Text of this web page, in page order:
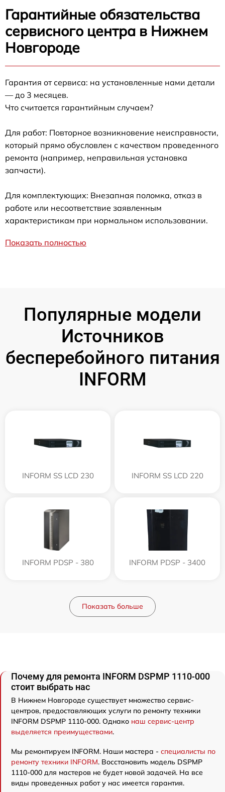
Гарантийные обязательства
сервисного центра в Нижнем
Новгороде
Гарантия от сервиса: на установленные нами детали
— до 3 месяцев.
Что считается гарантийным случаем?
Для работ: Повторное возникновение неисправности,
который прямо обусловлен с качеством проведенного
ремонта (например, неправильная установка
запчасти).
Для комплектующих: Внезапная поломка, отказ в
работе или несоответствие заявленным
характеристикам при нормальном использовании.
Показать полностью
Популярные модели
Источников
бесперебойного питания
INFORM
INFORM SS LCD 230 INFORM SS LCD 220
INFORM PDSP - 380 INFORM PDSP - 3400
Показать больше
Почему для ремонта INFORM DSPMP 1110-000
стоит выбрать нас
В Нижнем Новгороде существует множество сервис-
центров, предоставляющих услуги по ремонту техники
INFORM DSPMP 1110-000. Однако наш сервис-центр
выделяется преимуществами.
Мы ремонтируем INFORM. Наши мастера - специалисты по
ремонту техники INFORM. Восстановить модель DSPMP
1110-000 для мастеров не будет новой задачей. На все
виды проведенных работ у нас имеется гарантия.